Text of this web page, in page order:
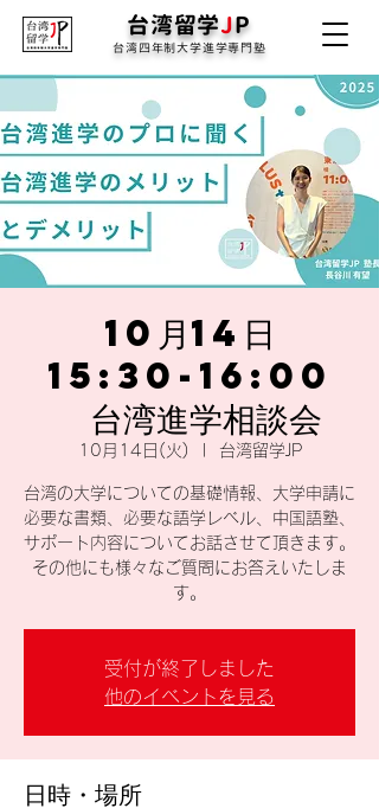
台湾留学JP
台湾四年制大学進学専門塾
10月14日
15:30-16:00
台湾進学相談会
10月14日(火) 台湾留学JP
台湾の大学についての基礎情報、大学申請に
必要な書類、必要な語学レベル、中国語塾、
サポート内容についてお話させて頂きます。
その他にも様々なご質問にお答えいたしま
す。
受付が終了しました
他のイベントを見る
日時・場所